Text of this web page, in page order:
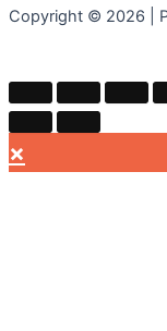
Copyright © 2026 |
×